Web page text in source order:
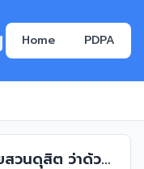
Home PDPA
วนดุสิต ว่าด้วย